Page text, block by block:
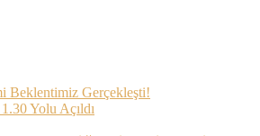
Beklentimiz Gerçekleşti!
Yolu Açıldı